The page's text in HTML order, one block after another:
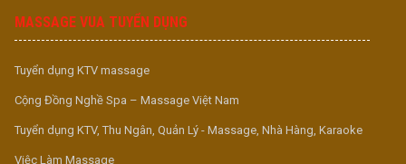
MASSAGE VUA TUYỂN DỤNG
Tuyển dụng KTV massage
Cộng Đồng Nghề Spa – Massage Việt Nam
Tuyển dụng KTV, Thu Ngân, Quản Lý - Massage, Nhà Hàng, Karaoke
Việc Làm Massage